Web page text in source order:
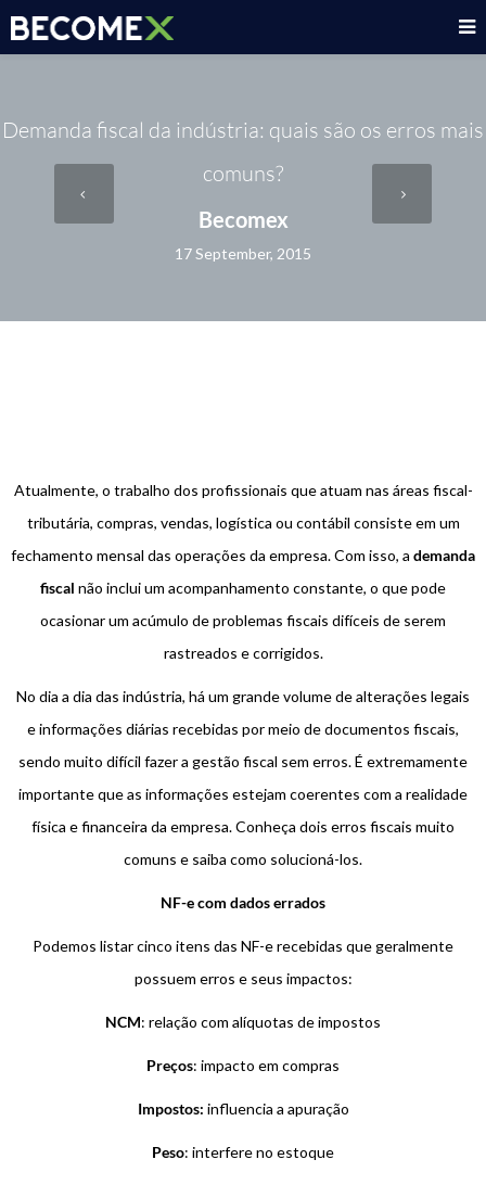
Demanda fiscal da indústria: quais são os erros mais
comuns?
Becomex
17 September, 2015
Atualmente, o trabalho dos profissionais que atuam nas áreas fiscal-
tributária, compras, vendas, logística ou contábil consiste em um
fechamento mensal das operações da empresa. Com isso, a demanda
fiscal não inclui um acompanhamento constante, o que pode
ocasionar um acúmulo de problemas fiscais difíceis de serem
rastreados e corrigidos.
No dia a dia das indústria, há um grande volume de alterações legais
e informações diárias recebidas por meio de documentos fiscais,
sendo muito difícil fazer a gestão fiscal sem erros. É extremamente
importante que as informações estejam coerentes com a realidade
física e financeira da empresa. Conheça dois erros fiscais muito
comuns e saiba como solucioná-los.
NF-e com dados errados
Podemos listar cinco itens das NF-e recebidas que geralmente
possuem erros e seus impactos:
NCM: relação com alíquotas de impostos
Preços: impacto em compras
Impostos: influencia a apuração
Peso: interfere no estoque